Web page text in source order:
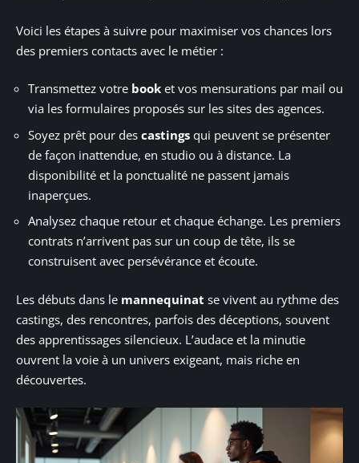
Voici les étapes à suivre pour maximiser vos chances lors
des premiers contacts avec le métier :
Transmettez votre book et vos mensurations par mail ou
via les formulaires proposés sur les sites des agences.
Soyez prêt pour des castings qui peuvent se présenter
de façon inattendue, en studio ou à distance. La
disponibilité et la ponctualité ne passent jamais
inaperçues.
Analysez chaque retour et chaque échange. Les premiers
contrats n’arrivent pas sur un coup de tête, ils se
construisent avec persévérance et écoute.
Les débuts dans le mannequinat se vivent au rythme des
castings, des rencontres, parfois des déceptions, souvent
des apprentissages silencieux. L’audace et la minutie
ouvrent la voie à un univers exigeant, mais riche en
découvertes.